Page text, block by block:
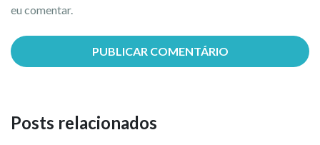
eu comentar.
Posts relacionados